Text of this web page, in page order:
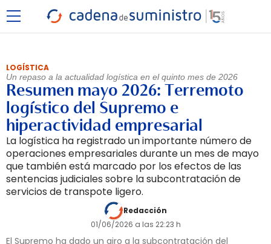
LOGÍSTICA
Un repaso a la actualidad logística en el quinto mes de 2026
Resumen mayo 2026: Terremoto
logístico del Supremo e
hiperactividad empresarial
La logística ha registrado un importante número de
operaciones empresariales durante un mes de mayo
que también está marcado por los efectos de las
sentencias judiciales sobre la subcontratación de
servicios de transpote ligero.
Redacción
01/06/2026 a las 22:23 h
El Supremo ha dado un giro a la subcontratación del